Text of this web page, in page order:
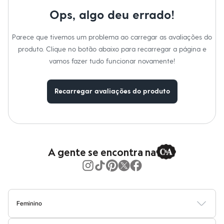
Shorts e Saias
Em alta
Dia dos Pais
Camisetas e Regatas
Casacos e Jaquetas
Bolsas e Mochilas
Óculos
Relógios
Botas
Ops, algo deu errado!
Parece que tivemos um problema ao carregar as avaliações do
produto. Clique no botão abaixo para recarregar a página e
vamos fazer tudo funcionar novamente!
Recarregar avaliações do produto
A gente se encontra na
Feminino
BlusasCalçasVestidosSaiasCasacosModa PraiaModa Íntima